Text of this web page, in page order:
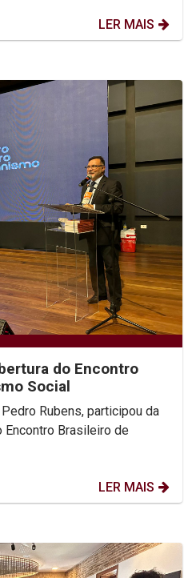
LER MAIS
do Encontro
Social
Rubens, participou da
Encontro Brasileiro de
LER MAIS